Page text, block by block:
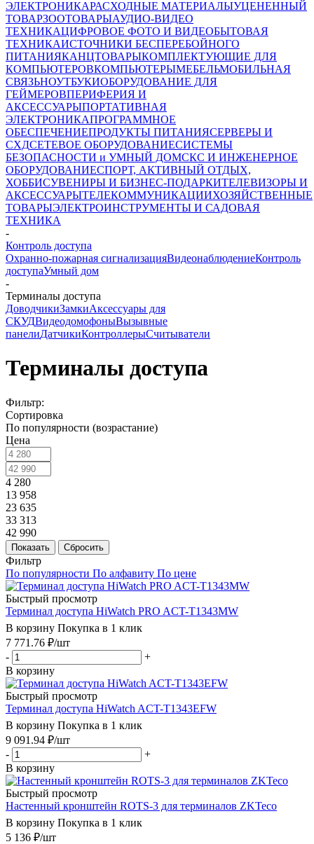
ЭЛЕКТРОНИКАРАСХОДНЫЕ МАТЕРИАЛЫУЦЕНЕННЫЙ
ТОВАРЗООТОВАРЫАУДИО-ВИДЕО
ТЕХНИКАЦИФРОВОЕ ФОТО И ВИДЕОБЫТОВАЯ
ТЕХНИКАИСТОЧНИКИ БЕСПЕРЕБОЙНОГО
ПИТАНИЯКАНЦТОВАРЫКОМПЛЕКТУЮЩИЕ ДЛЯ
КОМПЬЮТЕРОВКОМПЬЮТЕРЫМЕБЕЛЬМОБИЛЬНАЯ
СВЯЗЬНОУТБУКИОБОРУДОВАНИЕ ДЛЯ
ГЕЙМЕРОВПЕРИФЕРИЯ И
АКСЕССУАРЫПОРТАТИВНАЯ
ЭЛЕКТРОНИКАПРОГРАММНОЕ
ОБЕСПЕЧЕНИЕПРОДУКТЫ ПИТАНИЯСЕРВЕРЫ И
СХДСЕТЕВОЕ ОБОРУДОВАНИЕСИСТЕМЫ
БЕЗОПАСНОСТИ и УМНЫЙ ДОМСКС И ИНЖЕНЕРНОЕ
ОБОРУДОВАНИЕСПОРТ, АКТИВНЫЙ ОТДЫХ,
ХОББИСУВЕНИРЫ И БИЗНЕС-ПОДАРКИТЕЛЕВИЗОРЫ И
АКСЕССУАРЫТЕЛЕКОММУНИКАЦИИХОЗЯЙСТВЕННЫЕ
ТОВАРЫЭЛЕКТРОИНСТРУМЕНТЫ И САДОВАЯ
ТЕХНИКА
-
Контроль доступа
Охранно-пожарная сигнализацияВидеонаблюдениеКонтроль
доступаУмный дом
-
Терминалы доступа
ДоводчикиЗамкиАксессуары для
СКУДВидеодомофоныВызывные
панелиДатчикиКонтроллерыСчитыватели
Терминалы доступа
Фильтр:
Сортировка
По популярности (возрастание)
Цена
4 280
13 958
23 635
33 313
42 990
Показать Сбросить
Фильтр
По популярности По алфавиту По цене
Быстрый просмотр
Терминал доступа HiWatch PRO ACT-T1343MW
В корзину Покупка в 1 клик
7 771.76 ₽/шт
-
+
В корзину
Быстрый просмотр
Терминал доступа HiWatch ACT-T1343EFW
В корзину Покупка в 1 клик
9 091.94 ₽/шт
-
+
В корзину
Быстрый просмотр
Настенный кронштейн ROTS-3 для терминалов ZKTeco
В корзину Покупка в 1 клик
5 136 ₽/шт